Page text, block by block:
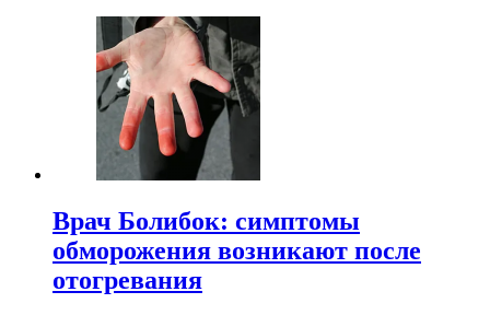
Врач Болибок: симптомы
обморожения возникают после
отогревания